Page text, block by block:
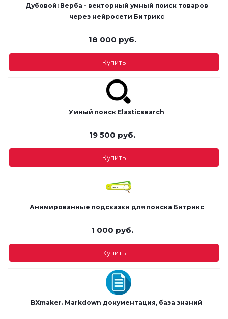
Дубовой: Верба - векторный умный поиск товаров
через нейросети Битрикс
18 000 руб.
Купить
Умный поиск Elasticsearch
19 500 руб.
Купить
Анимированные подсказки для поиска Битрикс
1 000 руб.
Купить
BXmaker. Markdown документация, база знаний